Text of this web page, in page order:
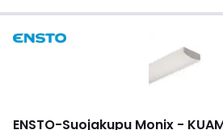
ENSTO-Suojakupu Monix -